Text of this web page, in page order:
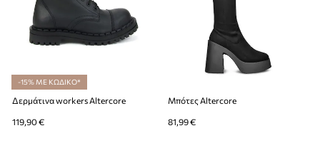
-15% ΜΕ ΚΩΔΙΚΟ*
Δερμάτινα workers Altercore
119,90 €
Μπότες Altercore
81,99 €